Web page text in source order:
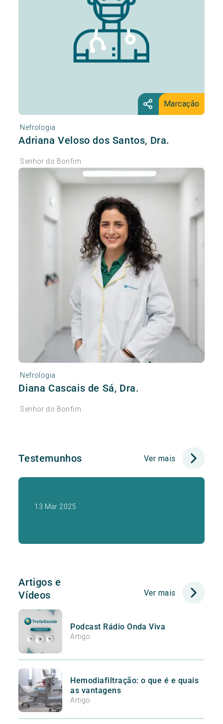
Marcação
Nefrologia
Adriana Veloso dos Santos, Dra.
Senhor do Bonfim
Nefrologia
Diana Cascais de Sá, Dra.
Senhor do Bonfim
Testemunhos Ver mais
13 Mar 2025
Artigos e
Vídeos
Ver mais
Podcast Rádio Onda Viva
Artigo
Hemodiafiltração: o que é e quais
as vantagens
Artigo